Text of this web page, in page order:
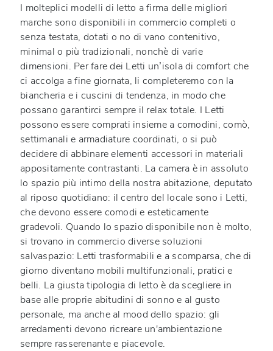
I molteplici modelli di letto a firma delle migliori
marche sono disponibili in commercio completi o
senza testata, dotati o no di vano contenitivo,
minimal o più tradizionali, nonchè di varie
dimensioni. Per fare dei Letti un’isola di comfort che
ci accolga a fine giornata, li completeremo con la
biancheria e i cuscini di tendenza, in modo che
possano garantirci sempre il relax totale. I Letti
possono essere comprati insieme a comodini, comò,
settimanali e armadiature coordinati, o si può
decidere di abbinare elementi accessori in materiali
appositamente contrastanti. La camera è in assoluto
lo spazio più intimo della nostra abitazione, deputato
al riposo quotidiano: il centro del locale sono i Letti,
che devono essere comodi e esteticamente
gradevoli. Quando lo spazio disponibile non è molto,
si trovano in commercio diverse soluzioni
salvaspazio: Letti trasformabili e a scomparsa, che di
giorno diventano mobili multifunzionali, pratici e
belli. La giusta tipologia di letto è da scegliere in
base alle proprie abitudini di sonno e al gusto
personale, ma anche al mood dello spazio: gli
arredamenti devono ricreare un'ambientazione
sempre rasserenante e piacevole.